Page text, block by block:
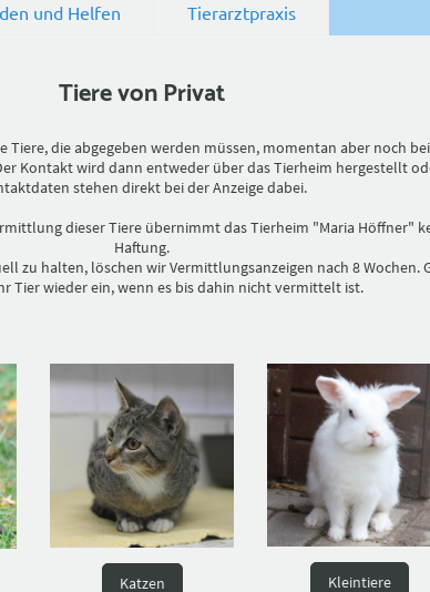
und Helfen Tierarztpraxis
Tiere von Privat
Tiere, die abgegeben werden müssen, momentan aber noch
Kontakt wird dann entweder über das Tierheim hergestellt
stehen direkt bei der Anzeige dabei.
dieser Tiere übernimmt das Tierheim "Maria Höffner"
Haftung.
zu halten, löschen wir Vermittlungsanzeigen nach 8 Wochen.
Tier wieder ein, wenn es bis dahin nicht vermittelt ist.
Katzen Kleintiere